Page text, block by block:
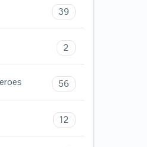
39
2
56
12